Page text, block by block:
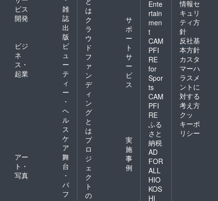
ビス
開発
雑
誌
出
版
ビジ
ネ
ス・
起業
ビ
ュ
ー
テ
ィ
ー
・
ヘ
ル
ス
ケ
ア
アー
ト・
写真
舞
台
・
パ
フ
は
ク
ラ
ウ
ド
フ
ァ
ン
デ
ィ
ン
グ
と
は
サ
ポ
ー
ト
サ
ー
ビ
ス
プ
ロ
ジ
ェ
ク
ト
の
実
施
事
例
Ente
rtain
men
t
CAM
PFI
RE
for
Spor
ts
CAM
PFI
RE
ふる
さと
納税
AD
FOR
ALL
HIO
KOS
HI
情報セ
キュリ
ティ方
針
反社基
本方針
カスタ
マーハ
ラスメ
ントに
対する
考え方
クッ
キーポ
リシー